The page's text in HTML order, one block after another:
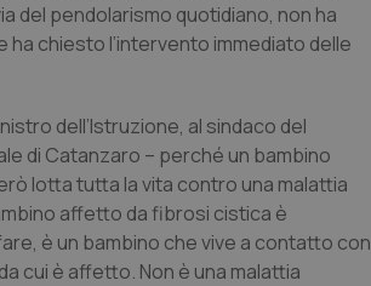
del pendolarismo quotidiano, non ha
ha chiesto l’intervento immediato delle
dell’Istruzione, al sindaco del
di Catanzaro – perché un bambino
lotta tutta la vita contro una malattia
affetto da fibrosi cistica è
è un bambino che vive a contatto con
cui è affetto. Non è una malattia